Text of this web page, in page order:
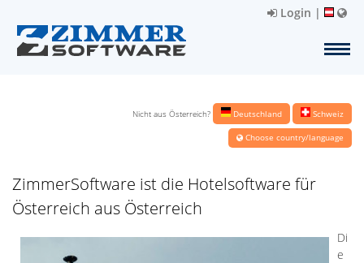
Login |
Nicht aus Österreich? Deutschland Schweiz
Choose country/language
ZimmerSoftware ist die Hotelsoftware für
Österreich aus Österreich
Di
e